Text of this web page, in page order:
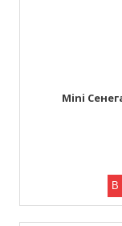
Mini
В